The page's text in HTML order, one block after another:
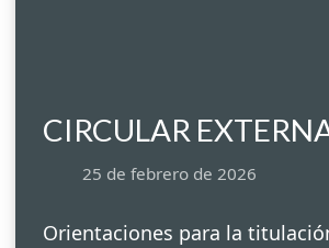
CIRCULAR
25 de febrero de 2026
Orientaciones para la